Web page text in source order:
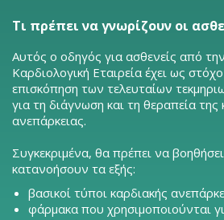
Τι πρέπει να γνωρίζουν οι
Αυτός ο οδηγός για ασθενείς από
Καρδιολογική Εταιρεία έχει ως
επισκόπηση των τελευταίων
για τη διάγνωση και τη θεραπεία της
ανεπάρκειας.
Συγκεκριμένα, θα πρέπει να
κατανοήσουν τα εξής:
βασικοί τύποι καρδιακής
φάρμακα που χρησιμοποιούνται